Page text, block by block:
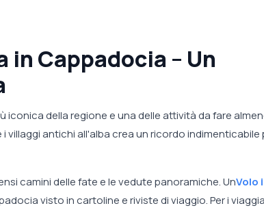
Cappadocia – Un
iconica della regione e una delle attività da fare
villaggi antichi all'alba crea un ricordo indimenticabile
camini delle fate e le vedute panoramiche. UnVolo
visto in cartoline e riviste di viaggio. Per i